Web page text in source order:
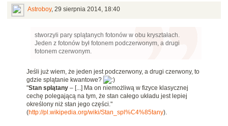
Astroboy, 29 sierpnia 2014, 18:40
stworzyli pary splątanych fotonów w obu kryształach.
Jeden z fotonów był fotonem podczerwonym, a drugi
fotonem czerwonym.
Jeśli już wiem, że jeden jest podczerwony, a drugi czerwony, to
gdzie splątanie kwantowe?
"Stan splątany – [...] Ma on niemożliwą w fizyce klasycznej
cechę polegającą na tym, że stan całego układu jest lepiej
określony niż stan jego części."
(http://pl.wikipedia.org/wiki/Stan_spl%C4%85tany).